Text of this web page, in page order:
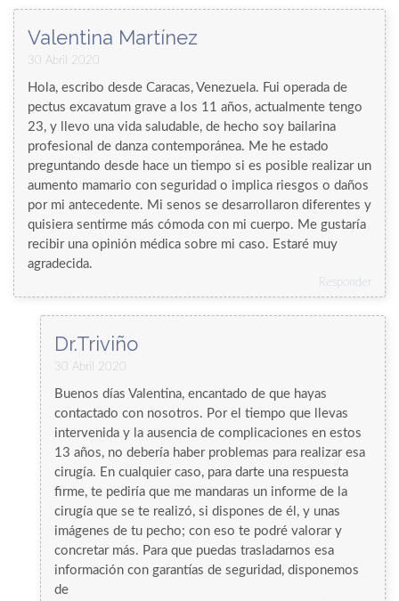
Valentina Martínez
30 Abril 2020
Hola, escribo desde Caracas, Venezuela. Fui operada de
pectus excavatum grave a los 11 años, actualmente tengo
23, y llevo una vida saludable, de hecho soy bailarina
profesional de danza contemporánea. Me he estado
preguntando desde hace un tiempo si es posible realizar un
aumento mamario con seguridad o implica riesgos o daños
por mi antecedente. Mi senos se desarrollaron diferentes y
quisiera sentirme más cómoda con mi cuerpo. Me gustaría
recibir una opinión médica sobre mi caso. Estaré muy
agradecida.
Responder
Dr.Triviño
30 Abril 2020
Buenos días Valentina, encantado de que hayas
contactado con nosotros. Por el tiempo que llevas
intervenida y la ausencia de complicaciones en estos
13 años, no debería haber problemas para realizar esa
cirugía. En cualquier caso, para darte una respuesta
firme, te pediría que me mandaras un informe de la
cirugía que se te realizó, si dispones de él, y unas
imágenes de tu pecho; con eso te podré valorar y
concretar más. Para que puedas trasladarnos esa
información con garantías de seguridad, disponemos
de